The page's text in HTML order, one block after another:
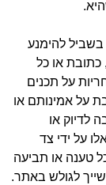
בשביל להימנע
כתובת או כל
על תכנים
על אמינותם או
לדיוק או
על ידי צד
טענה או תביעה
לגולש באתר.